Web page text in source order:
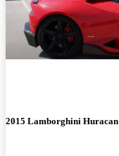
2015 Lamborghini Huracan